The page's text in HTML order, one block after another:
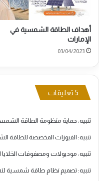
أهداف الطاقة الشمسية في
الإمارات
03/04/2023
‫5 تعليقات
تنبيه: حماية منظومة الطاقة
تنبيه: الفيوزات المخصصة للطاقة
تنبيه: موديولات ومصفوفات
تنبيه:تصميم نظام طاقة شمسية